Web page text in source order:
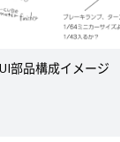
部品構成イメージ